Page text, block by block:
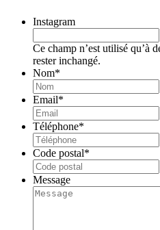
Instagram
Ce champ n’est utilisé qu’à
rester inchangé.
Nom*
Email*
Téléphone*
Code postal*
Message